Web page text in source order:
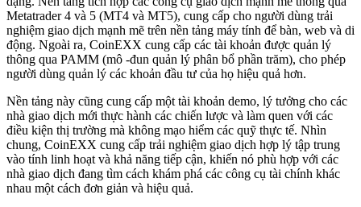
Metatrader 4 và 5 (MT4 và MT5), cung cấp cho người dùng trải
nghiệm giao dịch mạnh mẽ trên nền tảng máy tính để bàn, web và di
động. Ngoài ra, CoinEXX cung cấp các tài khoản được quản lý
thông qua PAMM (mô -đun quản lý phân bổ phần trăm), cho phép
người dùng quản lý các khoản đầu tư của họ hiệu quả hơn.
Nền tảng này cũng cung cấp một tài khoản demo, lý tưởng cho các
nhà giao dịch mới thực hành các chiến lược và làm quen với các
điều kiện thị trường mà không mạo hiểm các quỹ thực tế. Nhìn
chung, CoinEXX cung cấp trải nghiệm giao dịch hợp lý tập trung
vào tính linh hoạt và khả năng tiếp cận, khiến nó phù hợp với các
nhà giao dịch đang tìm cách khám phá các công cụ tài chính khác
nhau một cách đơn giản và hiệu quả.